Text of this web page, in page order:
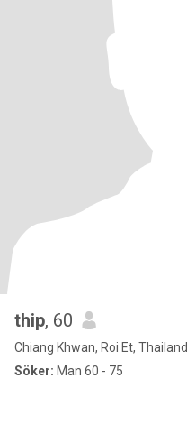
thip, 60
Chiang Khwan, Roi Et, Thailand
Söker: Man 60 - 75